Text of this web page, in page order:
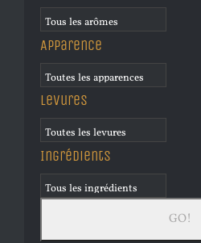
Apparence
Levures
Ingrédients